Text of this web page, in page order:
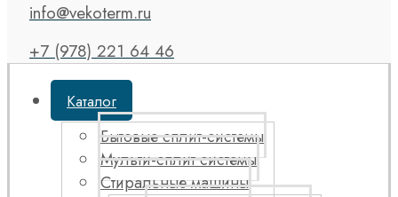
info@vekoterm.ru
+7 (978) 221 64 46
Каталог
Бытовые сплит-системы
Мульти-сплит системы
Стиральные машины